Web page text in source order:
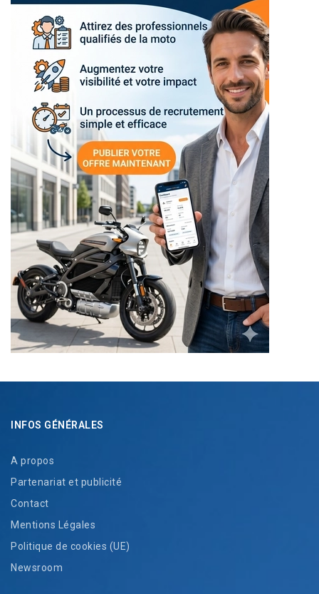
INFOS GÉNÉRALES
A propos
Partenariat et publicité
Contact
Mentions Légales
Politique de cookies (UE)
Newsroom